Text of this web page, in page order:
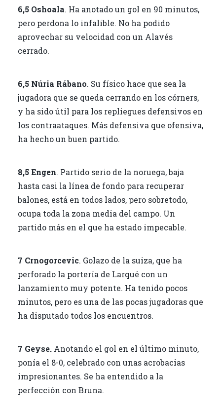
6,5 Oshoala. Ha anotado un gol en 90 minutos,
pero perdona lo infalible. No ha podido
aprovechar su velocidad con un Alavés
cerrado.
6,5 Núria Rábano. Su físico hace que sea la
jugadora que se queda cerrando en los córners,
y ha sido útil para los repliegues defensivos en
los contraataques. Más defensiva que ofensiva,
ha hecho un buen partido.
8,5 Engen. Partido serio de la noruega, baja
hasta casi la línea de fondo para recuperar
balones, está en todos lados, pero sobretodo,
ocupa toda la zona media del campo. Un
partido más en el que ha estado impecable.
7 Crnogorcevic. Golazo de la suiza, que ha
perforado la portería de Larqué con un
lanzamiento muy potente. Ha tenido pocos
minutos, pero es una de las pocas jugadoras que
ha disputado todos los encuentros.
7 Geyse.Anotando el gol en el último minuto,
ponía el 8-0, celebrado con unas acrobacias
impresionantes. Se ha entendido a la
perfección con Bruna.